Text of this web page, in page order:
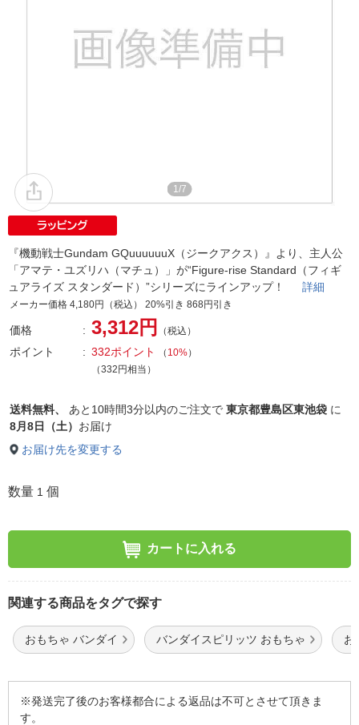
1/7
『機動戦士Gundam GQuuuuuuX（ジークアクス）』より、主人公
「アマテ・ユズリハ（マチュ）」が“Figure-rise Standard（フィギ
ュアライズ スタンダード）”シリーズにラインアップ！ 詳細
メーカー価格 4,180円（税込） 20%引き 868円引き
価格 3,312円 （税込）
ポイント 332ポイント （ 10%）
（332円相当）
送料無料、 あと 10時間3分以内のご注文で 東京都豊島区東池袋 に
8月8日（土） お届け
お届け先を変更する
数量 1 個
カートに入れる
関連する商品をタグで探す
おもちゃ バンダイ バンダイスピリッツ おもちゃ お
※発送完了後のお客様都合による返品は不可とさせて頂きま
す。